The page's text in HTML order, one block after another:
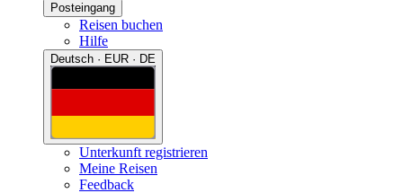
Posteingang
Reisen buchen
Hilfe
Deutsch · EUR · DE
Unterkunft registrieren
Meine Reisen
Feedback